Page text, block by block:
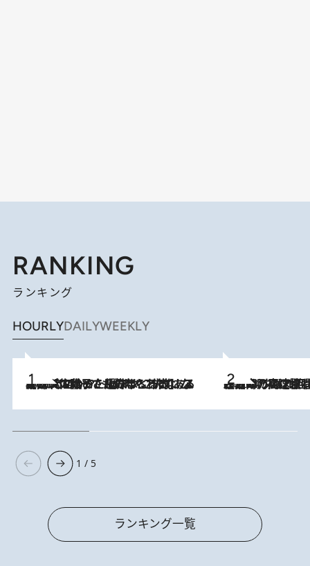
RANKING
ランキング
HOURLYDAILYWEEKLY
2026.8.5
【阿川佐和子さんの年とる力】なぜ70代で始めた趣味は“こんなに楽しい”のか？ ピアノ、俳句…スランプに陥っても続けられる“ある秘訣”とは 2026.8.7
「湘南乃風に憧れて」観客大盛上がりの“タオル回し”に、ラッパー顔負けの高速歌唱まで…さだまさし（74）のアグレッシブすぎる現在地
1 / 5
ランキング一覧